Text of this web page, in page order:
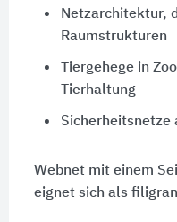
Netzarchitektur,
Raumstrukturen
Tiergehege in
Tierhaltung
Sicherheitsnetze
Webnet mit einem
eignet sich als